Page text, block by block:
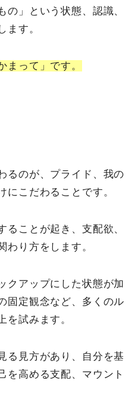
の」という状態、認識、
ます。
まって」です。
るのが、プライド、我の
にこだわることです。
ることが起き、支配欲、
わり方をします。
クアップにした状態が加
固定観念など、多くのル
を試みます。
る見方があり、自分を基
を高める支配、マウント